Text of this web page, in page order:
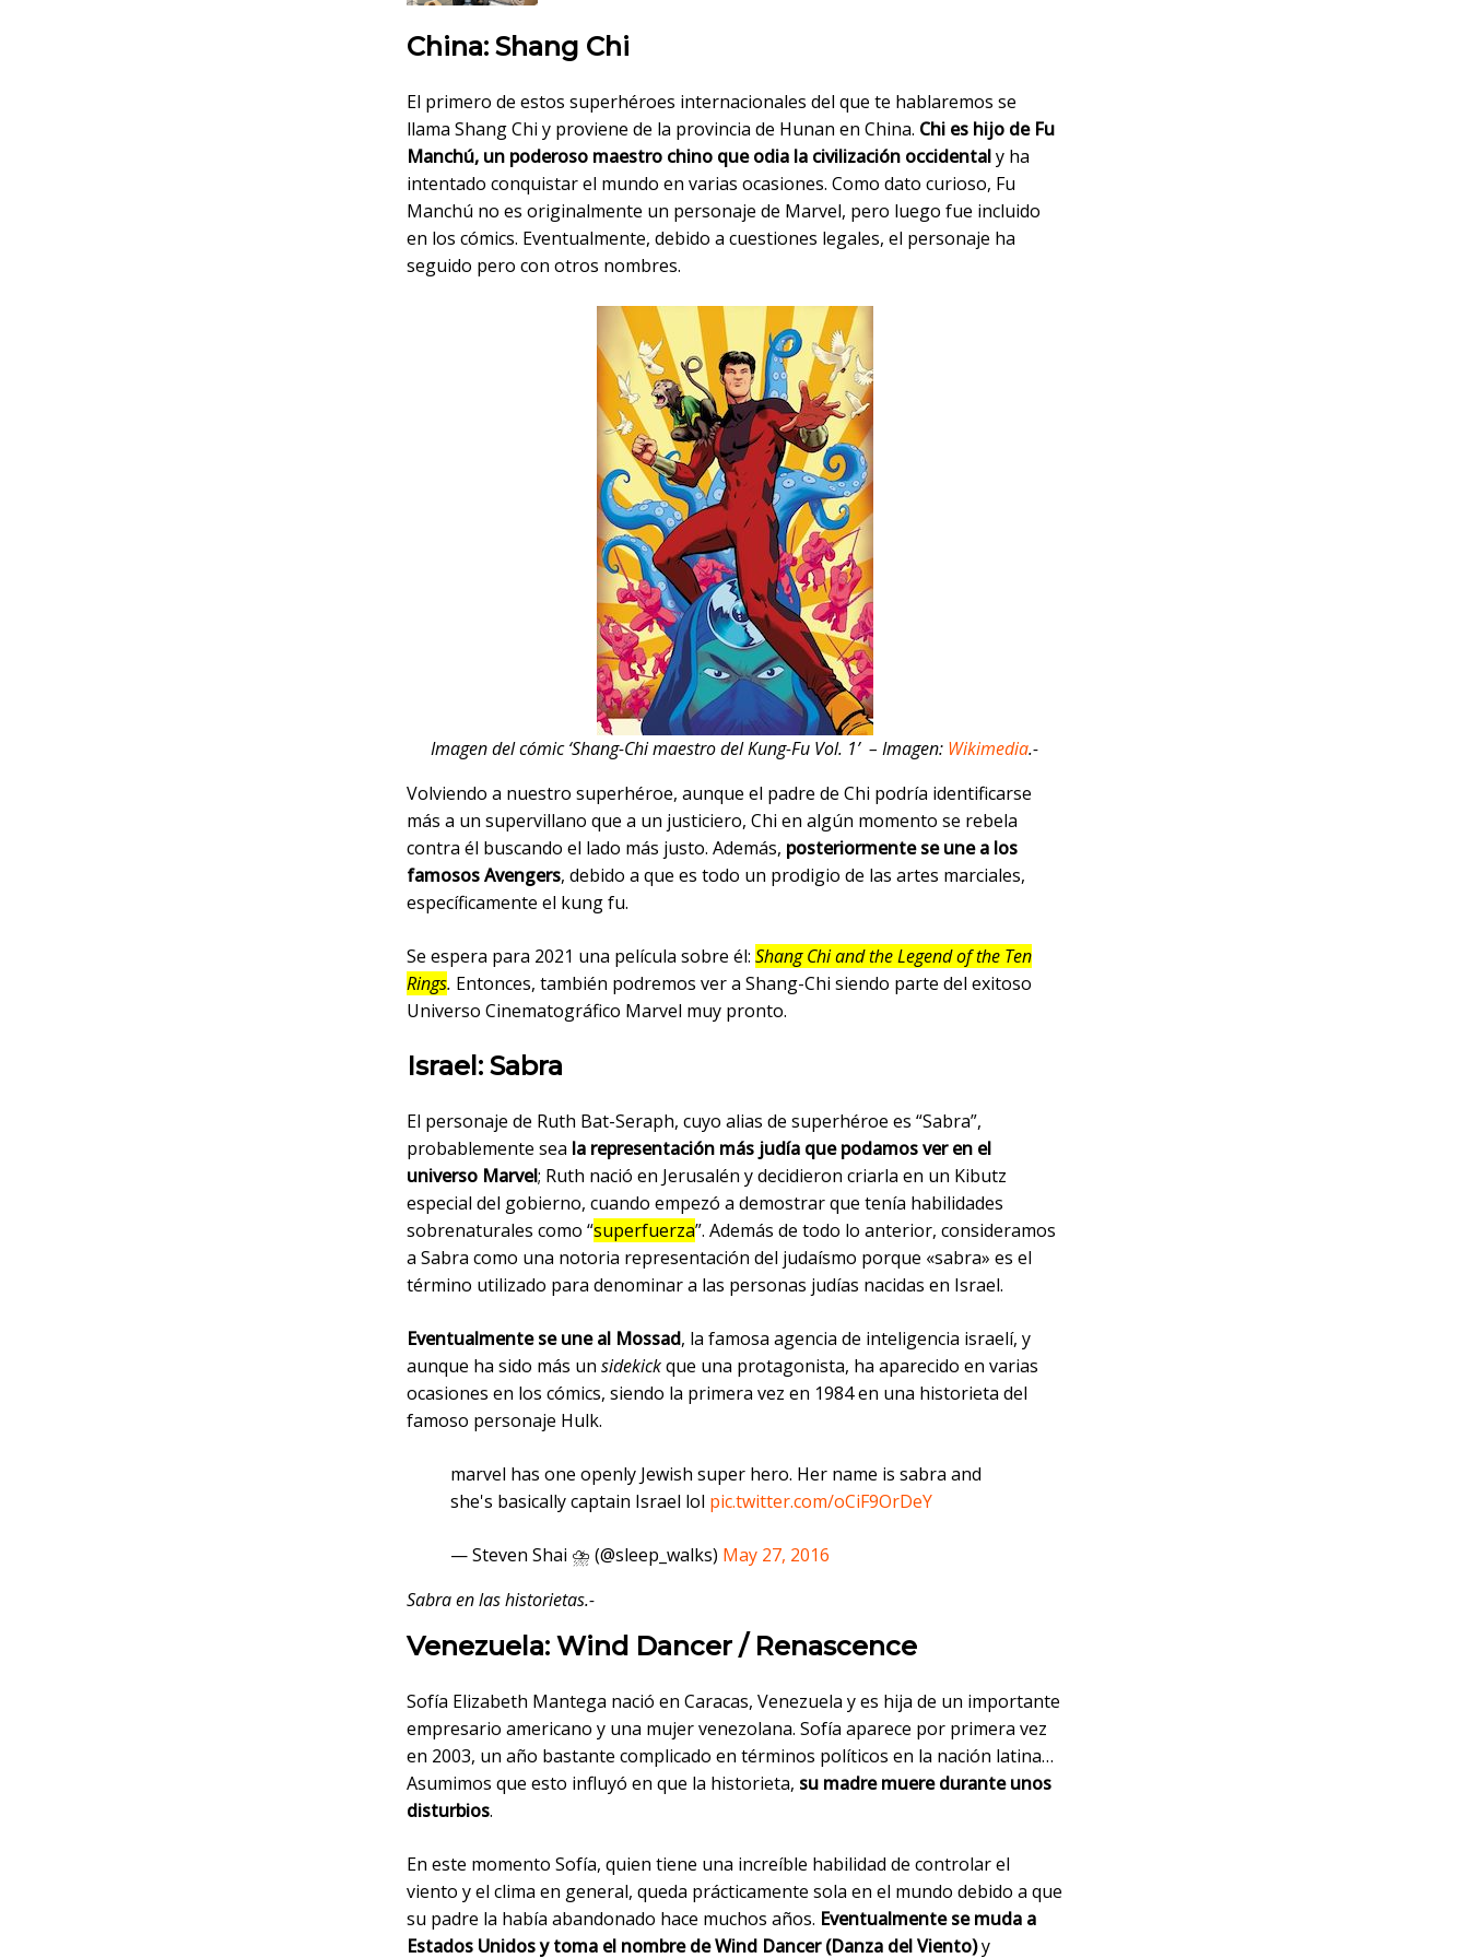
China: Shang Chi
El primero de estos superhéroes internacionales del que te hablaremos se
llama Shang Chi y proviene de la provincia de Hunan en China. Chi es hijo de Fu
Manchú, un poderoso maestro chino que odia la civilización occidentaly ha
intentado conquistar el mundo en varias ocasiones. Como dato curioso, Fu
Manchú no es originalmente un personaje de Marvel, pero luego fue incluido
en los cómics. Eventualmente, debido a cuestiones legales, el personaje ha
seguido pero con otros nombres.
Imagen del cómic ‘Shang-Chi maestro del Kung-Fu Vol. 1’ – Imagen: Wikimedia.-
Volviendo a nuestro superhéroe, aunque el padre de Chi podría identificarse
más a un supervillano que a un justiciero, Chi en algún momento se rebela
contra él buscando el lado más justo. Además, posteriormente se une a los
famosos Avengers, debido a que es todo un prodigio de las artes marciales,
específicamente el kung fu.
Se espera para 2021 una película sobre él: Shang Chi and the Legend of the Ten
Rings. Entonces, también podremos ver a Shang-Chi siendo parte del exitoso
Universo Cinematográfico Marvel muy pronto.
Israel: Sabra
El personaje de Ruth Bat-Seraph, cuyo alias de superhéroe es “Sabra”,
probablemente sea la representación más judía que podamos ver en el
universo Marvel; Ruth nació en Jerusalén y decidieron criarla en un Kibutz
especial del gobierno, cuando empezó a demostrar que tenía habilidades
sobrenaturales como “superfuerza”. Además de todo lo anterior, consideramos
a Sabra como una notoria representación del judaísmo porque «sabra» es el
término utilizado para denominar a las personas judías nacidas en Israel.
Eventualmente se une al Mossad, la famosa agencia de inteligencia israelí, y
aunque ha sido más un sidekickque una protagonista, ha aparecido en varias
ocasiones en los cómics, siendo la primera vez en 1984 en una historieta del
famoso personaje Hulk.
marvel has one openly Jewish super hero. Her name is sabra and
she's basically captain Israel lol pic.twitter.com/oCiF9OrDeY
— Steven Shai ⛈ (@sleep_walks) May 27, 2016
Sabra en las historietas.-
Venezuela: Wind Dancer / Renascence
Sofía Elizabeth Mantega nació en Caracas, Venezuela y es hija de un importante
empresario americano y una mujer venezolana. Sofía aparece por primera vez
en 2003, un año bastante complicado en términos políticos en la nación latina…
Asumimos que esto influyó en que la historieta, su madre muere durante unos
disturbios.
En este momento Sofía, quien tiene una increíble habilidad de controlar el
viento y el clima en general, queda prácticamente sola en el mundo debido a que
su padre la había abandonado hace muchos años. Eventualmente se muda a
Estados Unidos y toma el nombre de Wind Dancer (Danza del Viento)y